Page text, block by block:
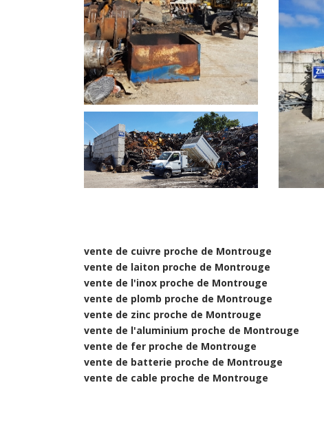
vente de cuivre proche de Montrouge
vente de laiton proche de Montrouge
vente de l'inox proche de Montrouge
vente de plomb proche de Montrouge
vente de zinc proche de Montrouge
vente de l'aluminium proche de Montrouge
vente de fer proche de Montrouge
vente de batterie proche de Montrouge
vente de cable proche de Montrouge